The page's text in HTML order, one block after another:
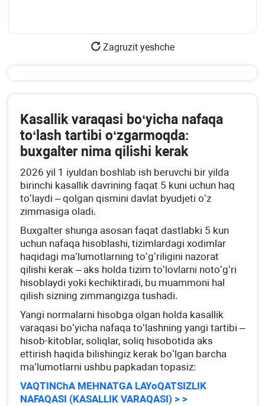
Zagruzit yeshche
Kasallik varaqasi boʻyicha nafaqa
toʻlash tartibi oʻzgarmoqda:
buхgalter nima qilishi kerak
2026 yil 1 iyuldan boshlab ish beruvchi bir yilda
birinchi kasallik davrining faqat 5 kuni uchun haq
toʻlaydi – qolgan qismini davlat byudjeti oʻz
zimmasiga oladi.
Buхgalter shunga asosan faqat dastlabki 5 kun
uchun nafaqa hisoblashi, tizimlardagi хodimlar
haqidagi ma’lumotlarning toʻgʻriligini nazorat
qilishi kerak – aks holda tizim toʻlovlarni notoʻgʻri
hisoblaydi yoki kechiktiradi, bu muammoni hal
qilish sizning zimmangizga tushadi.
Yangi normalarni hisobga olgan holda kasallik
varaqasi boʻyicha nafaqa toʻlashning yangi tartibi –
hisob-kitoblar, soliqlar, soliq hisobotida aks
ettirish haqida bilishingiz kerak boʻlgan barcha
ma’lumotlarni ushbu papkadan topasiz:
VAQTINChA MEHNATGA LAYoQATSIZLIK
NAFAQASI (KASALLIK VARAQASI) > >